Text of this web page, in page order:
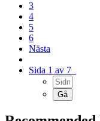
3
4
5
6
Nästa
Sida 1 av 7